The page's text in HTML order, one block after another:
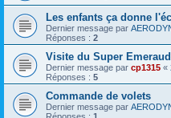
Les enfants ça donne
Dernier message par
Réponses : 2
Visite du Super
Dernier message par cp1315 «
Réponses : 5
Commande de volets
Dernier message par
Réponses : 1